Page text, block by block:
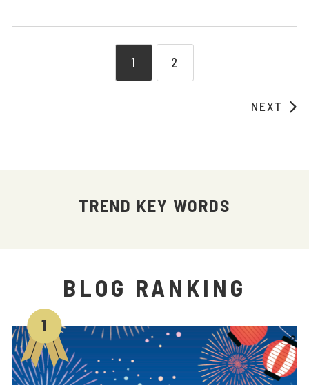
1 2
NEXT
TREND KEY WORDS
BLOG RANKING